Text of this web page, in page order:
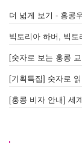
더 넓게 보기 - 홍콩